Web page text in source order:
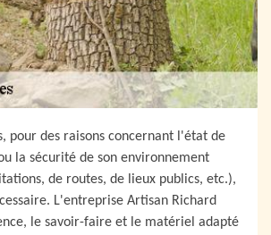
pour des raisons concernant l'état de
la sécurité de son environnement
de routes, de lieux publics, etc.),
L'entreprise Artisan Richard
le savoir-faire et le matériel adapté